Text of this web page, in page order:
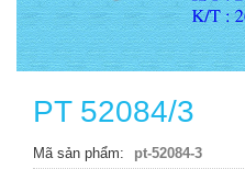
PT 52084/3
Mã sản phẩm pt-52084-3